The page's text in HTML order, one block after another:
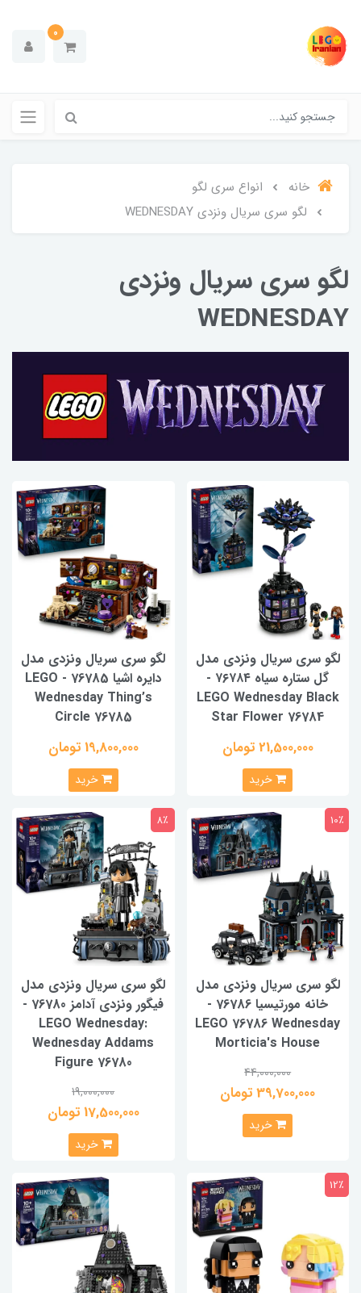
0
خانه
انواع سری لگو
لگو سری سریال ونزدی WEDNESDAY
لگو سری سریال ونزدی
WEDNESDAY
لگو سری سریال ونزدی مدل
گل ستاره سیاه ۷۶۷۸۴ -
LEGO Wednesday Black
Star Flower 76784
21,500,000 تومان
خرید
لگو سری سریال ونزدی مدل
دایره اشیا 76785 - LEGO
Wednesday Thing’s
Circle 76785
19,800,000 تومان
خرید
لگو سری سریال ونزدی مدل
خانه مورتیسیا 76786 -
LEGO 76786 Wednesday
Morticia's House
44,000,000
39,700,000 تومان
10٪
خرید
لگو سری سریال ونزدی مدل
فیگور ونزدی آدامز 76780 -
LEGO Wednesday:
Wednesday Addams
Figure 76780
19,000,000
17,500,000 تومان
8٪
خرید
12٪